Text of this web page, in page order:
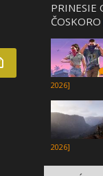
PRINESIE
ČOSKORO
2026]
2026]